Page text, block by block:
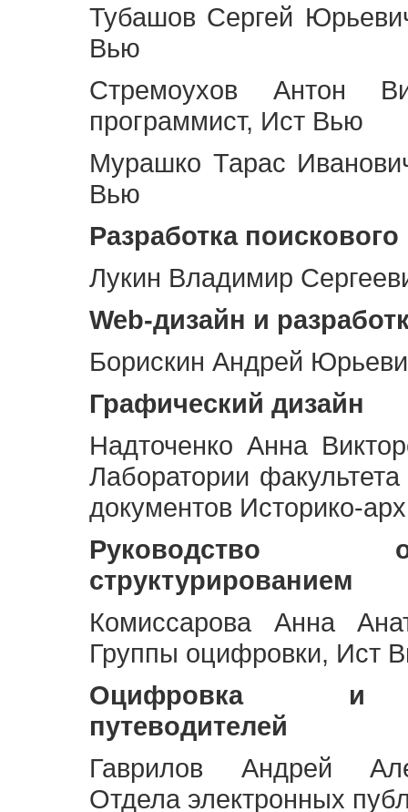
Тубашов Сергей
Вью
Стремоухов Антон
программист, Ист Вью
Мурашко Тарас
Вью
Разработка
Лукин Владимир
Web-дизайн и
Борискин Андрей
Графический дизайн
Надточенко Анна
Лаборатории
документов Историко-
Руководство
структурированием
Комиссарова Анна
Группы оцифровки, Ист
Оцифровка и
путеводителей
Гаврилов Андрей
Отдела электронных